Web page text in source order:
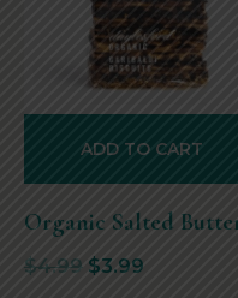
Organic Salted
$4.99 $3.99
ADD TO CART